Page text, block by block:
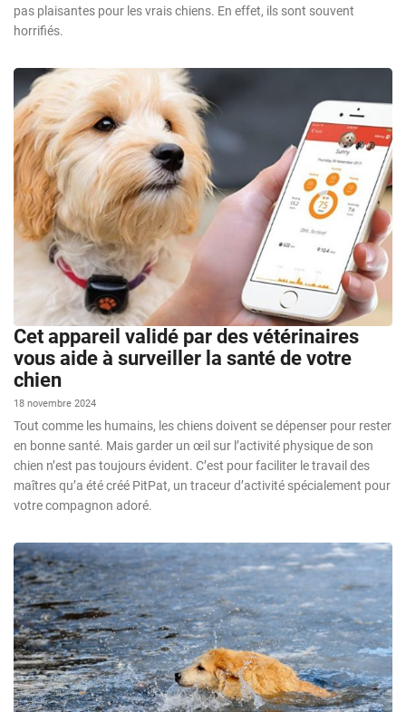
pas plaisantes pour les vrais chiens. En effet, ils sont souvent
horrifiés.
Cet appareil validé par des vétérinaires
vous aide à surveiller la santé de votre
chien
18 novembre 2024
Tout comme les humains, les chiens doivent se dépenser pour rester
en bonne santé. Mais garder un œil sur l’activité physique de son
chien n’est pas toujours évident. C’est pour faciliter le travail des
maîtres qu’a été créé PitPat, un traceur d’activité spécialement pour
votre compagnon adoré.